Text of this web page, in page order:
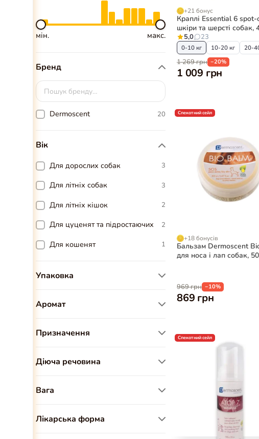
мін. макс.
Бренд
Dermoscent 20
Вік
Для дорослих собак 3
Для літніх собак 3
Для літніх кішок 2
Для цуценят та підростаючих 2
Для кошенят 1
Упаковка
Аромат
Призначення
Діюча речовина
Вага
Лікарська форма
+21 бонус
Краплі Essential 6 spot-
шкіри та шерсті собак,
піпетки
5,0 23
0-10 кг 10-20 кг 20-
1 269 грн −20%
1 009 грн
Спекотний сейл
+18 бонусів
Бальзам Dermoscent
для носа і лап собак,
969 грн −10%
869 грн
Спекотний сейл